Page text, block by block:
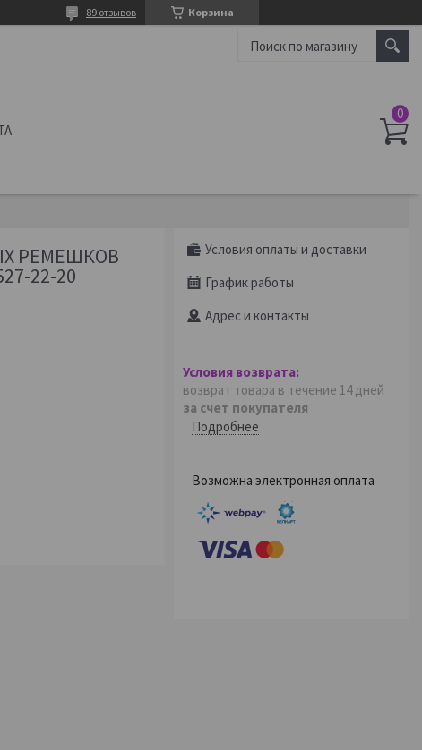
Корзина
89 отзывов
РЕМЕШКОВ
22-20
Условия оплаты и доставки
График работы
Адрес и контакты
возврат товара в течение 14 дней
за счет покупателя
Подробнее